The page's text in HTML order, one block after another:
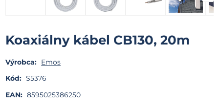
Koaxiálny kábel CB130, 20m
Výrobca: Emos
Kód: S5376
EAN: 8595025386250